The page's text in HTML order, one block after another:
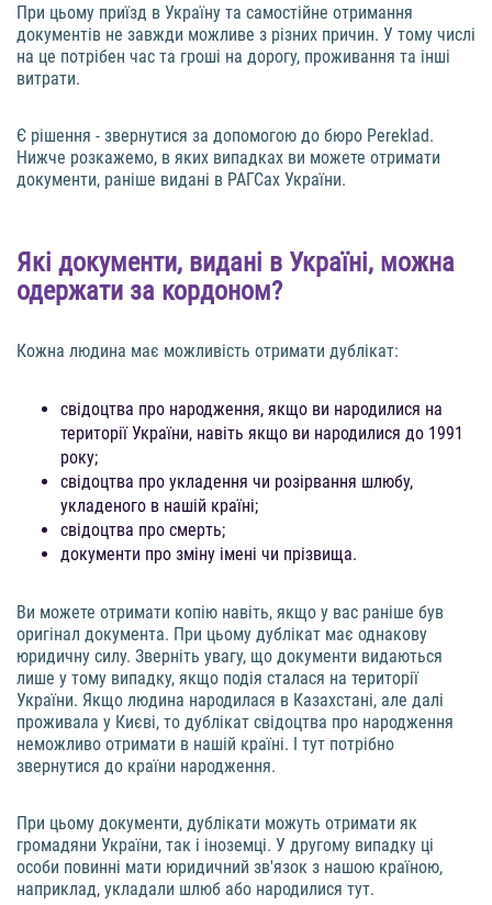
При цьому приїзд в Україну та самостійне отримання
документів не завжди можливе з різних причин. У тому числі
на це потрібен час та гроші на дорогу, проживання та інші
витрати.
Є рішення - звернутися за допомогою до бюро Pereklad.
Нижче розкажемо, в яких випадках ви можете отримати
документи, раніше видані в РАГСах України.
Які документи, видані в Україні, можна
одержати за кордоном?
Кожна людина має можливість отримати дублікат:
свідоцтва про народження, якщо ви народилися на
території України, навіть якщо ви народилися до 1991
року;
свідоцтва про укладення чи розірвання шлюбу,
укладеного в нашій країні;
свідоцтва про смерть;
документи про зміну імені чи прізвища.
Ви можете отримати копію навіть, якщо у вас раніше був
оригінал документа. При цьому дублікат має однакову
юридичну силу. Зверніть увагу, що документи видаються
лише у тому випадку, якщо подія сталася на території
України. Якщо людина народилася в Казахстані, але далі
проживала у Києві, то дублікат свідоцтва про народження
неможливо отримати в нашій країні. І тут потрібно
звернутися до країни народження.
При цьому документи, дублікати можуть отримати як
громадяни України, так і іноземці. У другому випадку ці
особи повинні мати юридичний зв'язок з нашою країною,
наприклад, укладали шлюб або народилися тут.